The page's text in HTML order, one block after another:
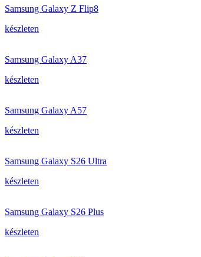
Samsung Galaxy Z Flip8
készleten
Samsung Galaxy A37
készleten
Samsung Galaxy A57
készleten
Samsung Galaxy S26 Ultra
készleten
Samsung Galaxy S26 Plus
készleten